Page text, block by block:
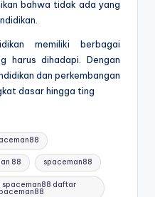
bahwa tidak ada yang
memiliki berbagai
harus dihadapi. Dengan
dan perkembangan
dasar hingga ting
88 spaceman88
spaceman88 daftar